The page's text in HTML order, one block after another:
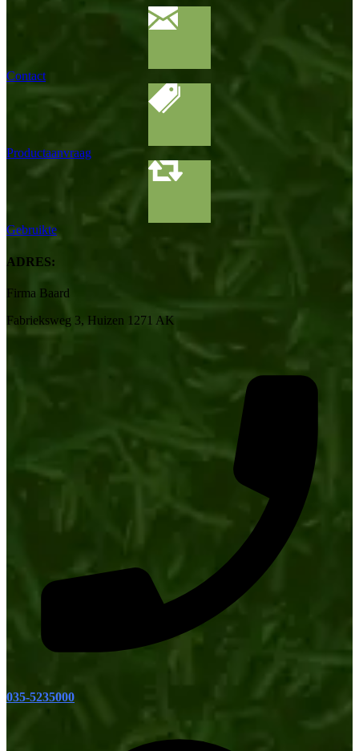
Contact
Productaanvraag
Gebruikte
ADRES:
Firma Baard
Fabrieksweg 3, Huizen 1271 AK
035-5235000